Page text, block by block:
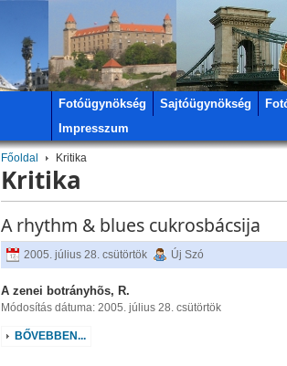
Fotóügynökség Sajtóügynökség
Impresszum
Főoldal Kritika
Kritika
A rhythm & blues cukrosbácsija
2005. július 28. csütörtök Új Szó
A zenei botrányhõs, R.
Módosítás dátuma: 2005. július 28. csütörtök
BŐVEBBEN...